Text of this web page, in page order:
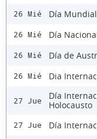
26 Mié Día
26 Mié Día
26 Mié Día de
26 Mié Dia
27 Jue
Día
Holocausto
27 Jue Día